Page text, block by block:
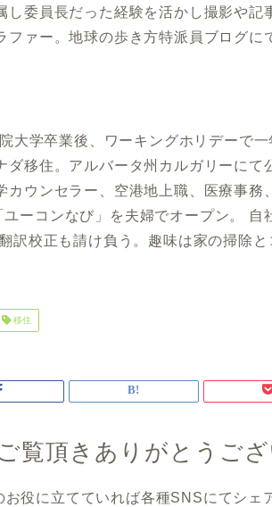
し委員長だった経験を活かし撮影や記
ファー。地球の歩き方特派員ブログに
大学卒業後、ワーキングホリデーで
ダ移住。アルバータ州カルガリーにて
カウンセラー、空港地上職、医療事務
ユーコンなび」を夫婦でオープン。
訳校正も請け負う。趣味は家の掃除と
移住
覧頂きありがとうご
役に立てていれば各種SNSにてシェ